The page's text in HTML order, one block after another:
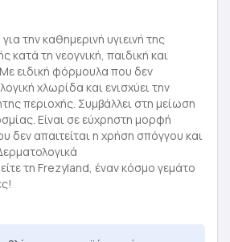
την καθημερινή υγιεινή της
κατά τη νεογνική, παιδική και
ειδική φόρμουλα που δεν
χλωρίδα και ενισχύει την
περιοχής. Συμβάλλει στη μείωση
Είναι σε εύχρηστη μορφή
δεν απαιτείται η χρήση σπόγγου και
τη Frezyland, έναν κόσμο γεμάτο